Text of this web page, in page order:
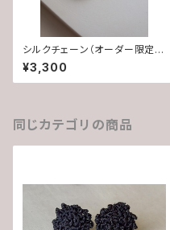
シルクチェーン（オーダー限定
品）
¥3,300
同じカテゴリの商品